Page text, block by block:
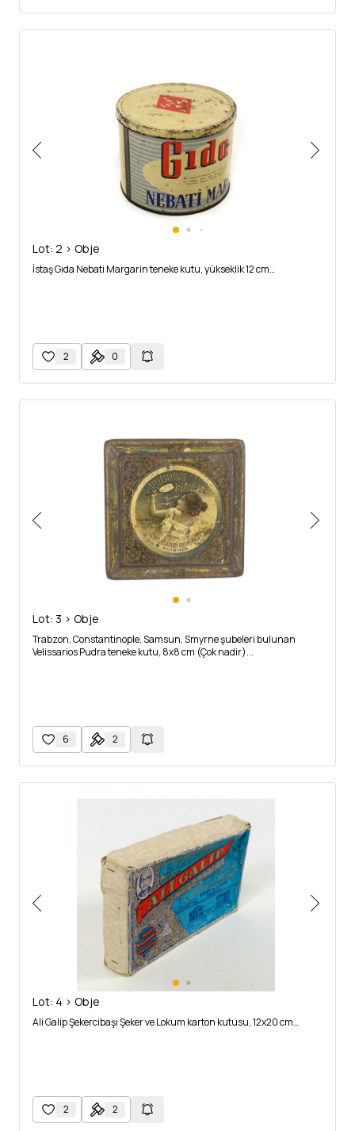
Lot: 2 > Obje
İstaş Gıda Nebati Margarin teneke kutu, yükseklik 12 cm…
2 0
Lot: 3 > Obje
Trabzon, Constantinople, Samsun, Smyrne şubeleri bulunan
Velissarios Pudra teneke kutu, 8x8 cm (Çok nadir)...
6 2
Lot: 4 > Obje
Ali Galip Şekercibaşı Şeker ve Lokum karton kutusu, 12x20 cm…
2 2